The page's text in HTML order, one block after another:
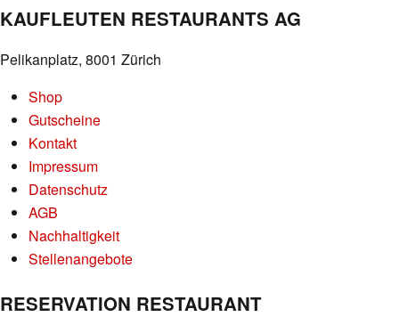
KAUFLEUTEN RESTAURANTS AG
Pelikanplatz, 8001 Zürich
Shop
Gutscheine
Kontakt
Impressum
Datenschutz
AGB
Nachhaltigkeit
Stellenangebote
RESERVATION RESTAURANT